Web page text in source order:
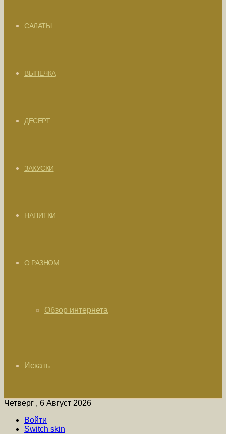
САЛАТЫ
ВЫПЕЧКА
ДЕСЕРТ
ЗАКУСКИ
НАПИТКИ
О РАЗНОМ
Обзор интернета
Искать
Четверг , 6 Август 2026
Войти
Switch skin